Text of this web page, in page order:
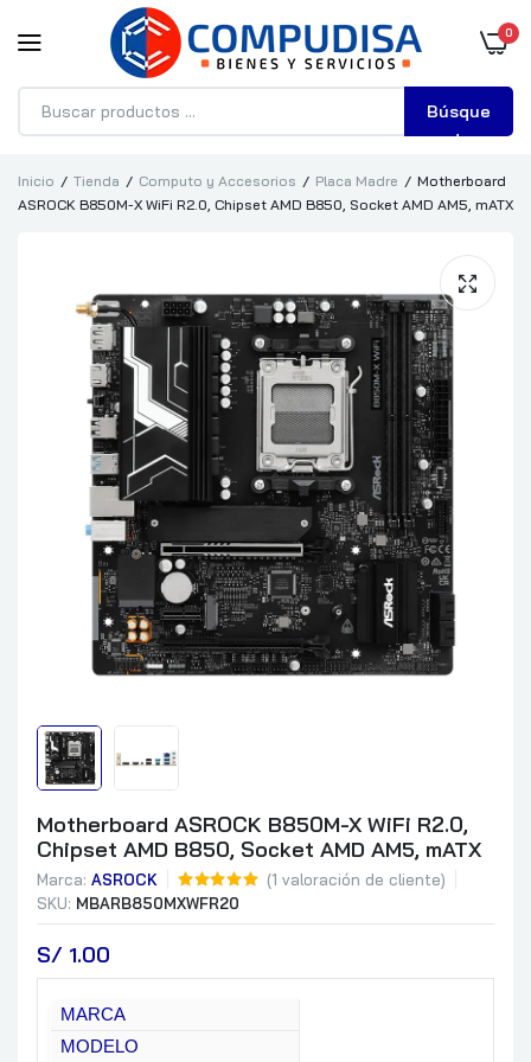
0
Búsque
da
Inicio Tienda Computo y Accesorios Placa Madre
Motherboard
ASROCK B850M-X WiFi R2.0, Chipset AMD B850, Socket AMD AM5, mATX
Motherboard ASROCK B850M-X WiFi R2.0,
Chipset AMD B850, Socket AMD AM5, mATX
Marca: ASROCK (1 valoración de cliente)
SKU: MBARB850MXWFR20
S/ 1.00
MARCA
MODELO